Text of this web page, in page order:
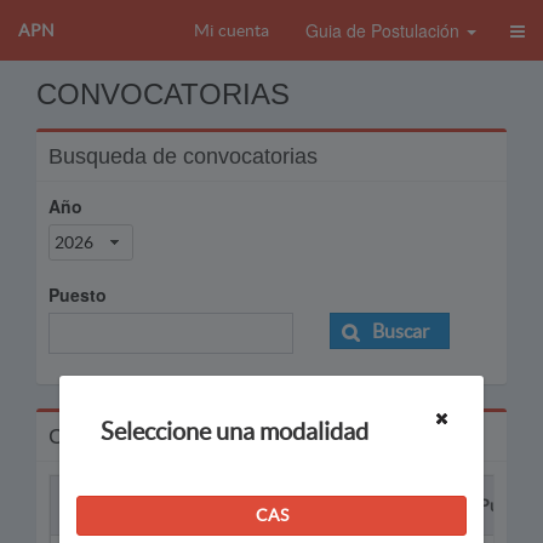
APN Mi cuenta Guia de Postulación
CONVOCATORIAS
Busqueda de convocatorias
Año
2026
Puesto
Buscar
Convocatorias
Puesto
Seleccione una modalidad
CAS